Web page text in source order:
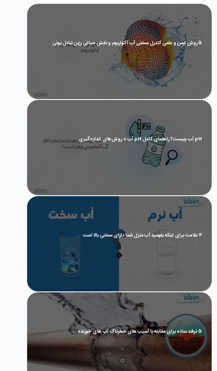
5 روش ایمن و علمی کنترل سختی آب آکواریوم و نقش حیاتی رزین تبادل یونی
pH آب چیست؟ راهنمای کامل pH آب + روش‌های اندازه‌گیری
4 علامت برای اینکه بفهمید آب منزل شما دارای سختی بالا است
5 ترفند ساده برای مقابله با آسیب های خطرناک آب های خورنده